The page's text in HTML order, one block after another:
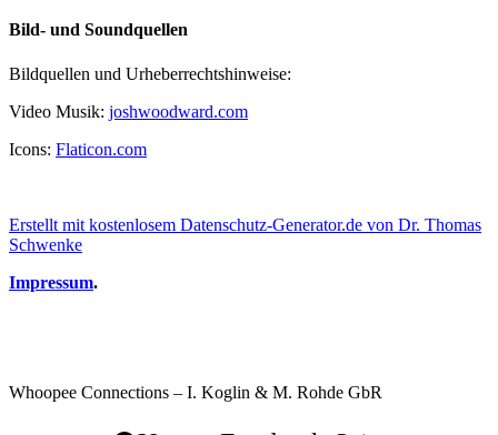
Bild- und Soundquellen
Bildquellen und Urheberrechtshinweise:
Video Musik: joshwoodward.com
Icons: Flaticon.com
Erstellt mit kostenlosem Datenschutz-Generator.de von Dr. Thomas
Schwenke
Impressum.
Whoopee Connections – I. Koglin & M. Rohde GbR